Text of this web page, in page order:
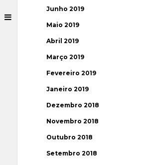
Junho 2019
Maio 2019
Abril 2019
Março 2019
Fevereiro 2019
Janeiro 2019
Dezembro 2018
Novembro 2018
Outubro 2018
Setembro 2018